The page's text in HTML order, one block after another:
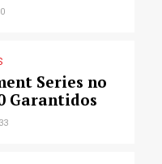
Series no
Garantidos